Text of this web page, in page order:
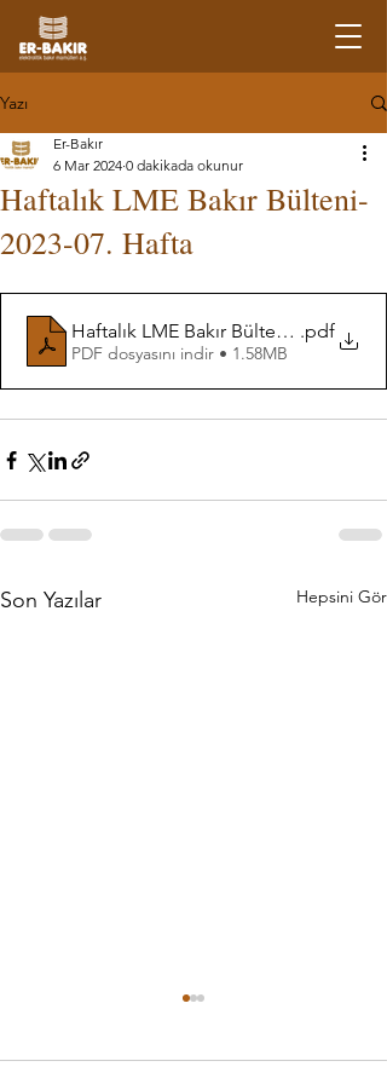
Yazı
Haftalık LME Bakır Bülteni-
2023-07. Hafta
Er-Bakır
6 Mar 2024 0 dakikada okunur
Haftalık LME Bakır Bülteni-07. Hafta
.pdf
PDF dosyasını indir • 1.58MB
Son Yazılar Hepsini Gör